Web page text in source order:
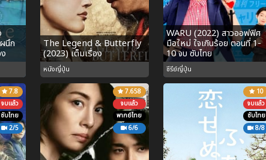
นึก The Legend & Butterfly
(2023) เต็มเรื่อง
หนังญี่ปุ่น
WARU (2022) สาวออฟฟิศ
มือใหม่ ใจเกินร้อย ตอนที่ 1-
10 จบ ซับไทย
ซีรีย์ญี่ปุ่น
7.8
จบแล้ว
ซับไทย
2/5
7.658
จบแล้ว
พากย์ไทย
6/6
10
จบแล้ว
ซับไทย
8/8